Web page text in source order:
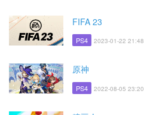
FIFA 23
PS4 2023-01-22 21:48
原神
PS4 2022-08-05 23:20